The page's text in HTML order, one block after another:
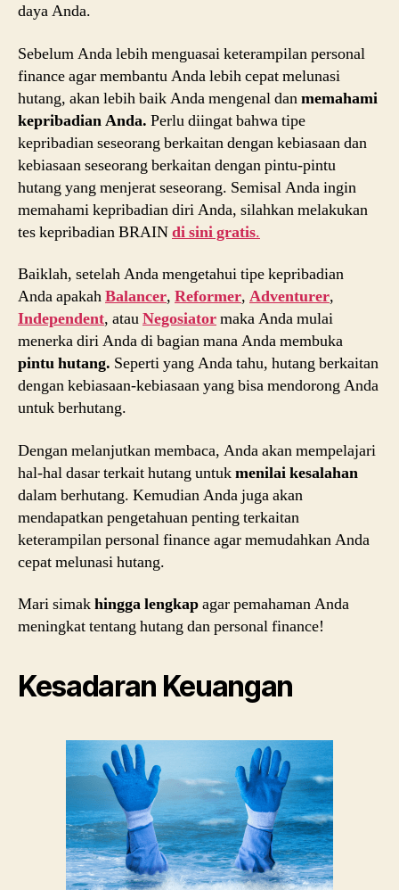
daya Anda.
Sebelum Anda lebih menguasai keterampilan personal
finance agar membantu Anda lebih cepat melunasi
hutang, akan lebih baik Anda mengenal danmemahami
kepribadian Anda. Perlu diingat bahwa tipe
kepribadian seseorang berkaitan dengan kebiasaan dan
kebiasaan seseorang berkaitan dengan pintu-pintu
hutang yang menjerat seseorang. Semisal Anda ingin
memahami kepribadian diri Anda, silahkan melakukan
tes kepribadian BRAINdi sini gratis.
Baiklah, setelah Anda mengetahui tipe kepribadian
Anda apakahBalancer, Reformer, Adventurer,
Independent, atauNegosiatormaka Anda mulai
menerka diri Anda di bagian mana Anda membuka
pintu hutang. Seperti yang Anda tahu, hutang berkaitan
dengan kebiasaan-kebiasaan yang bisa mendorong Anda
untuk berhutang.
Dengan melanjutkan membaca, Anda akan mempelajari
hal-hal dasar terkait hutang untukmenilai kesalahan
dalam berhutang. Kemudian Anda juga akan
mendapatkan pengetahuan penting terkaitan
keterampilan personal finance agar memudahkan Anda
cepat melunasi hutang.
Mari simakhingga lengkapagar pemahaman Anda
meningkat tentang hutang dan personal finance!
Kesadaran Keuangan